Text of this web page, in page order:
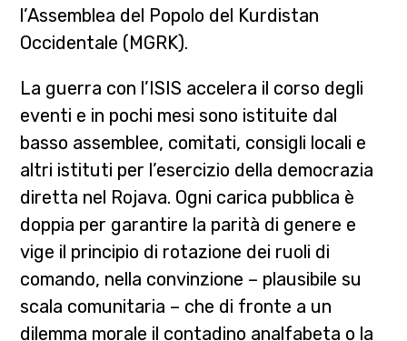
l’Assemblea del Popolo del Kurdistan
Occidentale (MGRK).
La guerra con l’ISIS accelera il corso degli
eventi e in pochi mesi sono istituite dal
basso assemblee, comitati, consigli locali e
altri istituti per l’esercizio della democrazia
diretta nel Rojava. Ogni carica pubblica è
doppia per garantire la parità di genere e
vige il principio di rotazione dei ruoli di
comando, nella convinzione – plausibile su
scala comunitaria – che di fronte a un
dilemma morale il contadino analfabeta o la